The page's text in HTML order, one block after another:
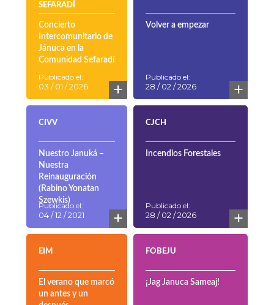
SEFARADÍ
Concierto
Intercomunitario de
Jánuca en la
Comunidad Sefaradí
Publicado el:
03 / 01 / 2026 +
Volver a empezar
Publicado el:
28 / 02 / 2026 +
CIVV
Nuestro Januká –
Nuestra
Reinauguración
(Rabino Yonatan
Szewkis)
Publicado el:
04 / 12 / 2021 +
CJCH
Incendios Forestales
Publicado el:
28 / 02 / 2026 +
EIM
El verano que marcó
un antes y un
FOBEJU
¡Jag Januca Sameaj!